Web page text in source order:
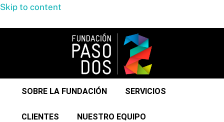
Skip to content
SOBRE LA FUNDACIÓN SERVICIOS
CLIENTES NUESTRO EQUIPO